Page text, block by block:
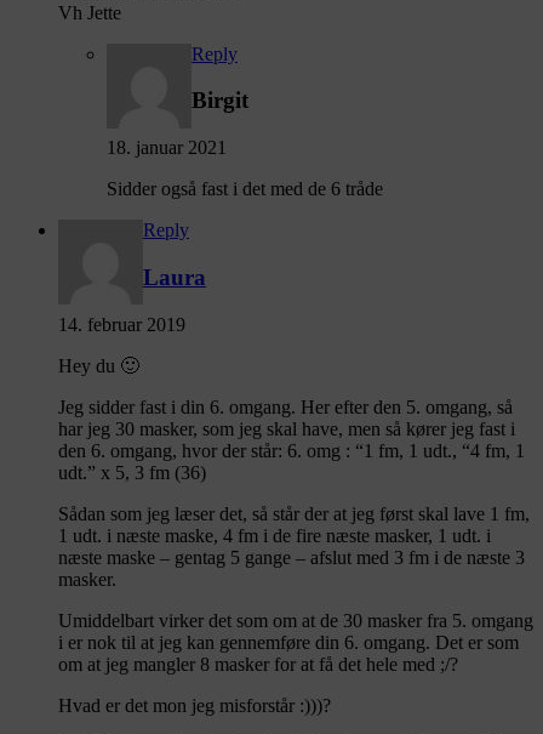
Vh Jette
Reply
Birgit
18. januar 2021
Sidder også fast i det med de 6 tråde
Reply
Laura
14. februar 2019
Hey du 🙂
Jeg sidder fast i din 6. omgang. Her efter den 5. omgang, så
har jeg 30 masker, som jeg skal have, men så kører jeg fast i
den 6. omgang, hvor der står: 6. omg : “1 fm, 1 udt., “4 fm, 1
udt.” x 5, 3 fm (36)
Sådan som jeg læser det, så står der at jeg først skal lave 1 fm,
1 udt. i næste maske, 4 fm i de fire næste masker, 1 udt. i
næste maske – gentag 5 gange – afslut med 3 fm i de næste 3
masker.
Umiddelbart virker det som om at de 30 masker fra 5. omgang
i er nok til at jeg kan gennemføre din 6. omgang. Det er som
om at jeg mangler 8 masker for at få det hele med ;/?
Hvad er det mon jeg misforstår :)))?